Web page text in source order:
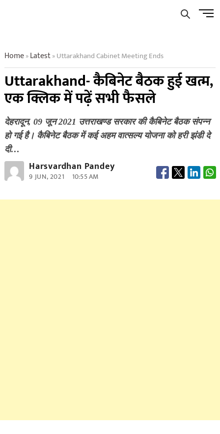
Menu
Home»Latest»Uttarakhand Cabinet Meeting Ends
Uttarakhand- कैबिनेट बैठक हुई खत्म,
एक क्लिक में पढ़ें सभी फैसले
देहरादून, 09 जून 2021 उत्तराखण्ड सरकार की कैबिनेट बैठक संपन्न
हो गई है। कैबिनेट बैठक में कई अहम वात्सल्य योजना को हरी झंडी दे
दी…
Harsvardhan Pandey
9 JUN, 2021 10:55 AM